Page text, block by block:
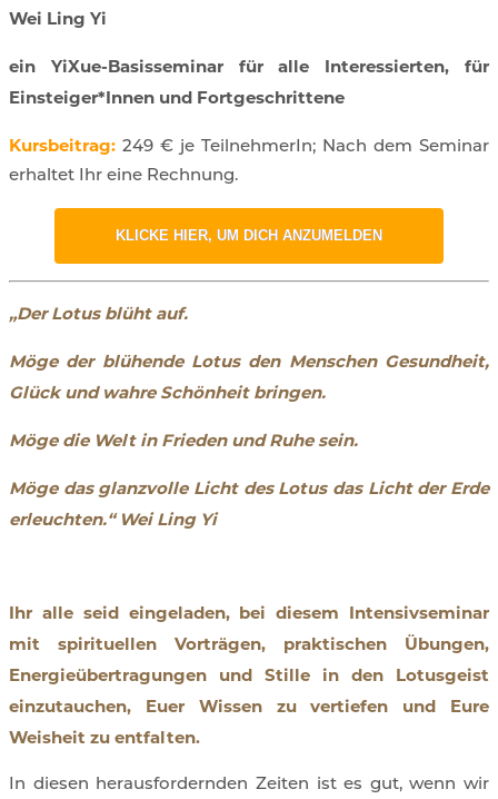
Wei Ling Yi
ein YiXue-Basisseminar für alle Interessierten, für
Einsteiger*Innen und Fortgeschrittene
Kursbeitrag: 249 € je TeilnehmerIn; Nach dem Seminar
erhaltet Ihr eine Rechnung.
KLICKE HIER, UM DICH ANZUMELDEN
„Der Lotus blüht auf.
Möge der blühende Lotus den Menschen Gesundheit,
Glück und wahre Schönheit bringen.
Möge die Welt in Frieden und Ruhe sein.
Möge das glanzvolle Licht des Lotus das Licht der Erde
erleuchten.“ Wei Ling Yi
Ihr alle seid eingeladen, bei diesem Intensivseminar
mit spirituellen Vorträgen, praktischen Übungen,
Energieübertragungen und Stille in den Lotusgeist
einzutauchen, Euer Wissen zu vertiefen und Eure
Weisheit zu entfalten.
In diesen herausfordernden Zeiten ist es gut, wenn wir